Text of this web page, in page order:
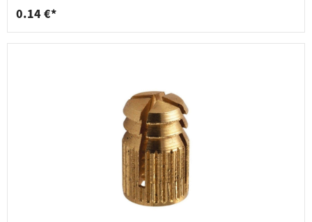
0.14 €*